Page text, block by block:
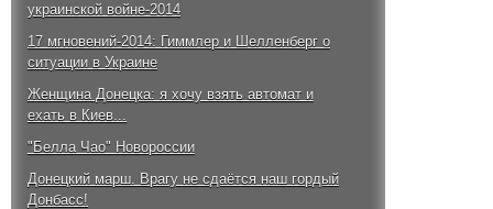
украинской войне-2014
17 мгновений-2014: Гиммлер и Шелленберг о
ситуации в Украине
Женщина Донецка: я хочу взять автомат и
ехать в Киев...
"Белла Чао" Новороссии
Донецкий марш. Врагу не сдаётся наш гордый
Донбасс!